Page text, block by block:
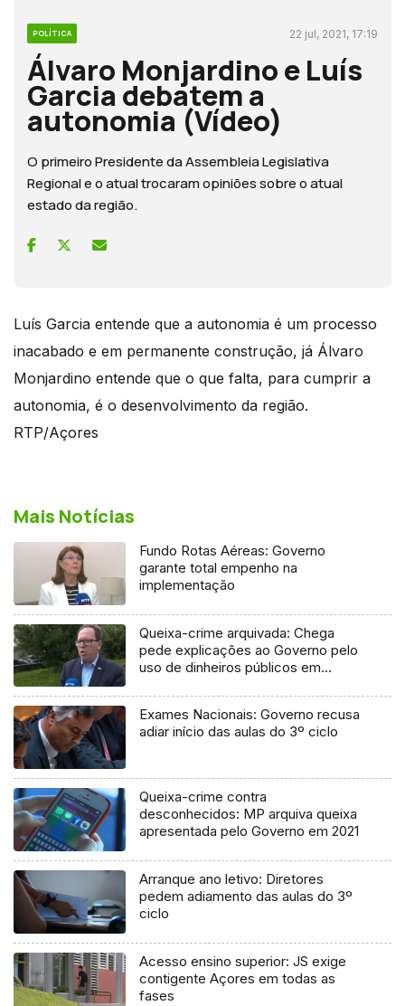
POLÍTICA 22 jul, 2021, 17:19
Álvaro Monjardino e Luís
Garcia debatem a
autonomia (Vídeo)
O primeiro Presidente da Assembleia Legislativa
Regional e o atual trocaram opiniões sobre o atual
estado da região.
Luís Garcia entende que a autonomia é um processo
inacabado e em permanente construção, já Álvaro
Monjardino entende que o que falta, para cumprir a
autonomia, é o desenvolvimento da região.
RTP/Açores
Mais Notícias
Fundo Rotas Aéreas: Governo
garante total empenho na
implementação
Queixa-crime arquivada: Chega
pede explicações ao Governo pelo
uso de dinheiros públicos em
Exames Nacionais: Governo recusa
adiar início das aulas do 3º ciclo
Queixa-crime contra
desconhecidos: MP arquiva queixa
apresentada pelo Governo em 2021
Arranque ano letivo: Diretores
pedem adiamento das aulas do 3º
ciclo
Acesso ensino superior: JS exige
contigente Açores em todas as
fases